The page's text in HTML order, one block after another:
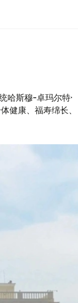
哈斯穆-卓玛尔特·
健康、福寿绵长、